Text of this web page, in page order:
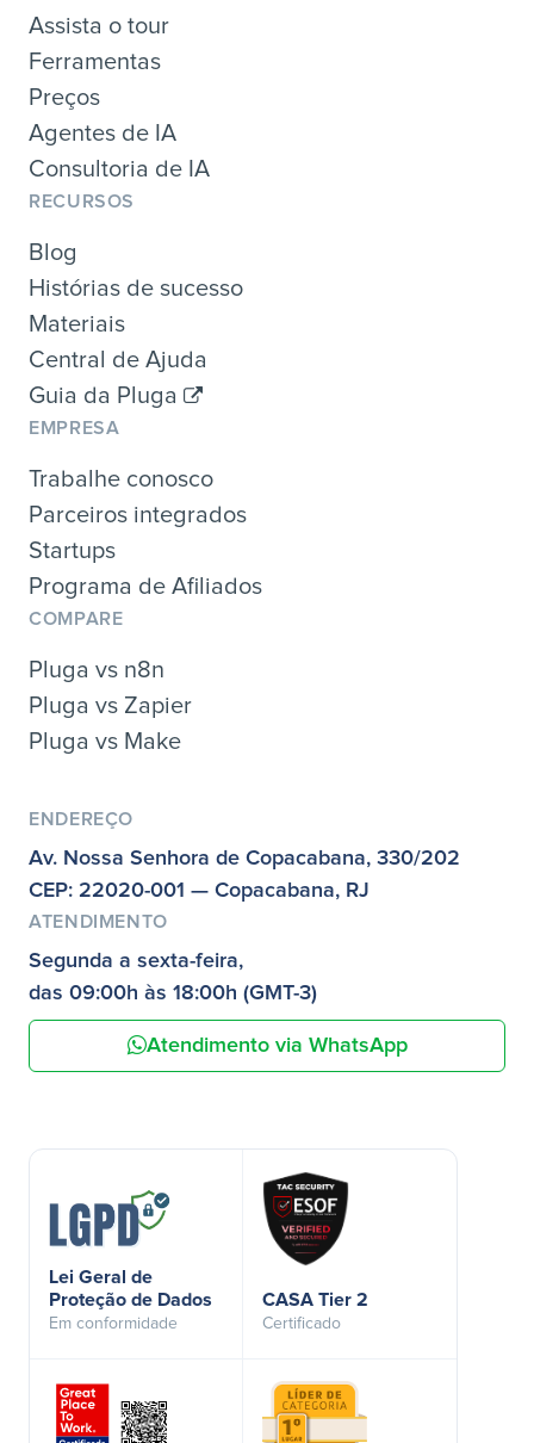
Assista o tour
Ferramentas
Preços
Agentes de IA
Consultoria de IA
RECURSOS
Blog
Histórias de sucesso
Materiais
Central de Ajuda
Guia da Pluga
EMPRESA
Trabalhe conosco
Parceiros integrados
Startups
Programa de Afiliados
COMPARE
Pluga vs n8n
Pluga vs Zapier
Pluga vs Make
ENDEREÇO
Av. Nossa Senhora de Copacabana, 330/202
CEP: 22020-001 — Copacabana, RJ
ATENDIMENTO
Segunda a sexta-feira,
das 09:00h às 18:00h (GMT-3)
Atendimento via WhatsApp
Lei Geral de
Proteção de Dados
Em conformidade
CASA Tier 2
Certificado